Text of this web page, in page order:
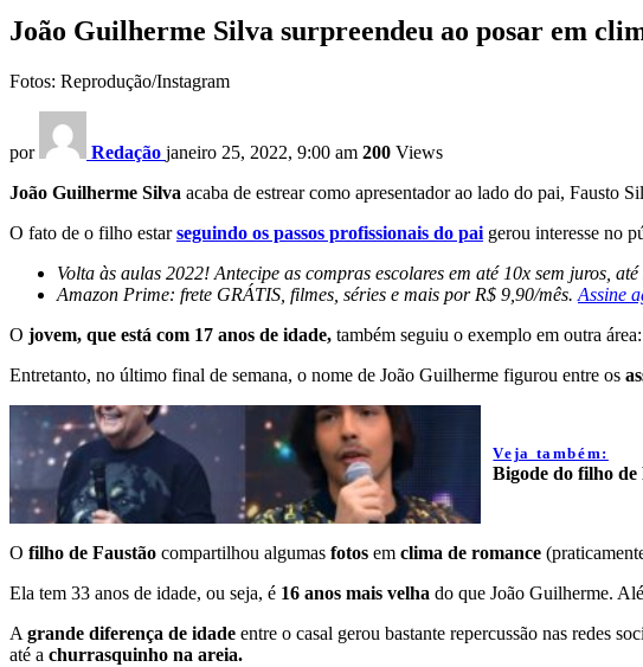
João Guilherme Silva surpreendeu ao posar em
Fotos: Reprodução/Instagram
por Redação janeiro 25, 2022, 9:00 am 200 Views
João Guilherme Silva acaba de estrear como apresentador ao lado do pai, Fausto
O fato de o filho estarseguindo os passos profissionais do pai gerou interesse no
Volta às aulas 2022! Antecipe as compras escolares em até 10x sem juros,
Amazon Prime: frete GRÁTIS, filmes, séries e mais por R$ 9,90/mês. Assine
O jovem, que está com 17 anos de idade, também seguiu o exemplo em outra
Entretanto, no último final de semana, o nome de João Guilherme figurou entre os
Veja também:
Bigode do filho de
O filho de Faustão compartilhou algumas fotos em clima de romance
Ela tem 33 anos de idade, ou seja, é 16 anos mais velha do que João Guilherme.
A grande diferença de idade entre o casal gerou bastante repercussão nas redes
até a churrasquinho na areia.